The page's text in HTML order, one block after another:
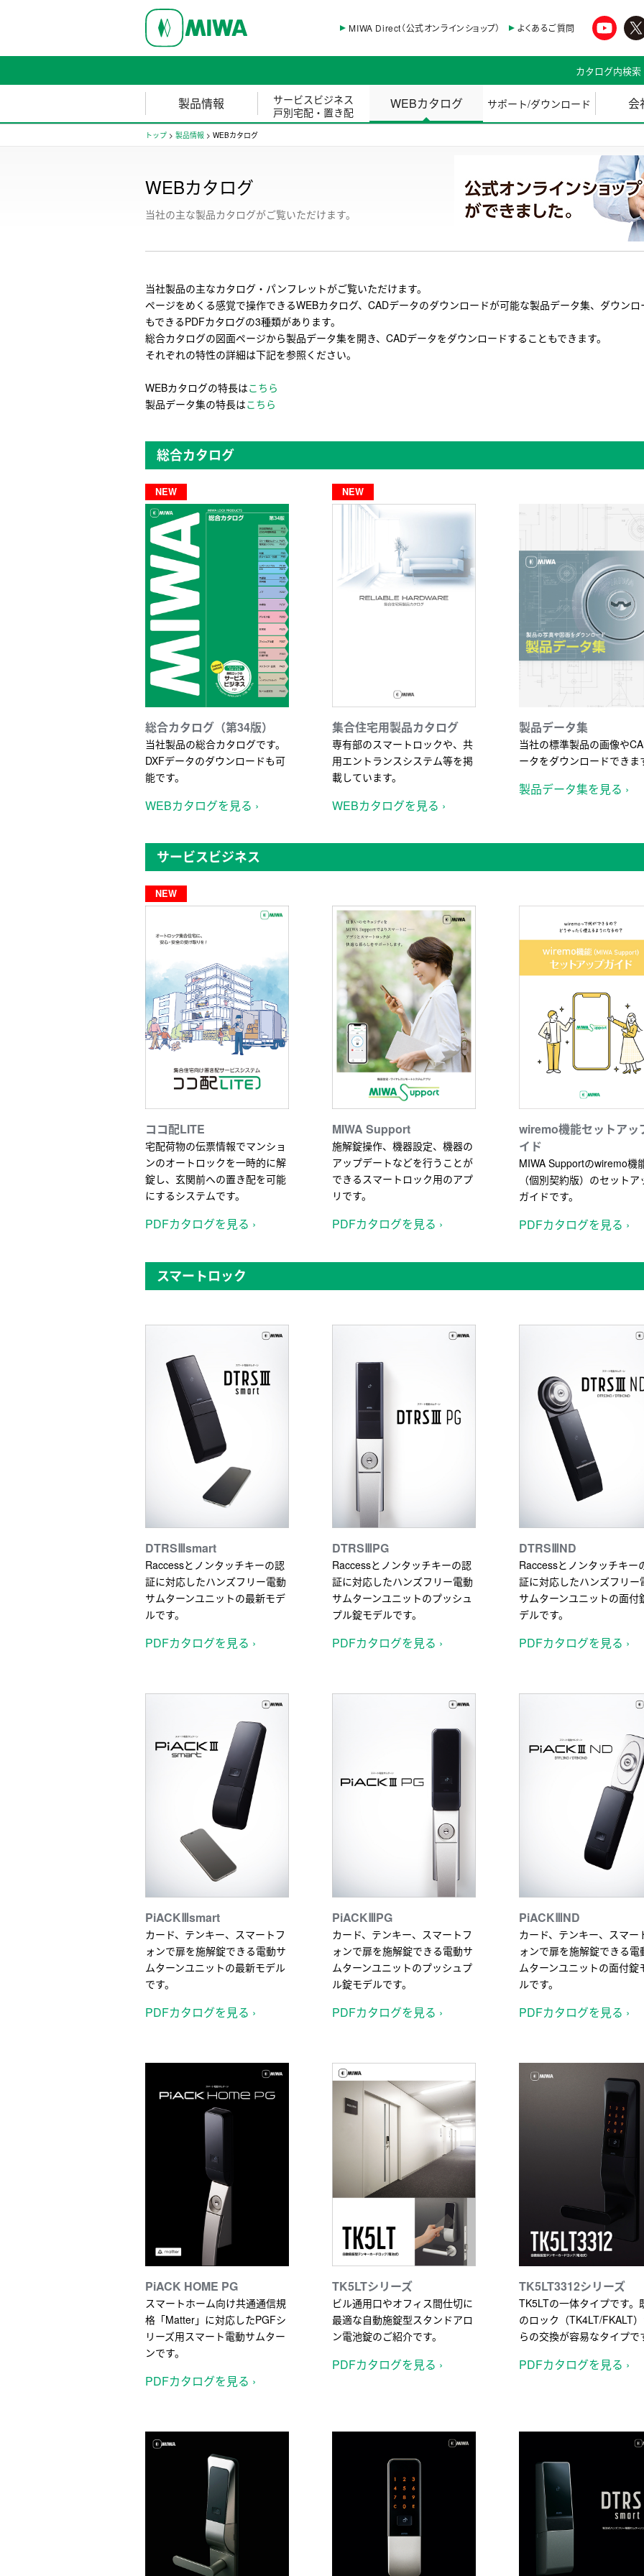
MIWA Direct（公式オンラインショップ） よくあるご質問
カタログ内検索
製品情報
サービスビジネス
戸別宅配・置き配
WEBカタログ サポート/ダウンロード 会
トップ > 製品情報 > WEBカタログ
WEBカタログ
当社の主な製品カタログがご覧いただけます。
当社製品の主なカタログ・パンフレットがご覧いただけます。
ページをめくる感覚で操作できるWEBカタログ、CADデータのダウンロードが可能な製品データ集、ダウンロ
もできるPDFカタログの3種類があります。
総合カタログの図面ページから製品データ集を開き、CADデータをダウンロードすることもできます。
それぞれの特性の詳細は下記を参照ください。
WEBカタログの特長はこちら
製品データ集の特長はこちら
総合カタログ
総合カタログ（第34版）
当社製品の総合カタログです。
DXFデータのダウンロードも可
能です。
WEBカタログを見る ›
集合住宅用製品カタログ
専有部のスマートロックや、共
用エントランスシステム等を掲
載しています。
WEBカタログを見る ›
製品データ集
当社の標準製品の画像や
ータをダウンロードできま
製品データ集を見る ›
サービスビジネス
ココ配LITE
宅配荷物の伝票情報でマンショ
ンのオートロックを一時的に解
錠し、玄関前への置き配を可能
にするシステムです。
PDFカタログを見る ›
MIWA Support
施解錠操作、機器設定、機器の
アップデートなどを行うことが
できるスマートロック用のアプ
リです。
PDFカタログを見る ›
wiremo機能セットアッ
イド
MIWA Supportのwiremo機
（個別契約版）のセットア
ガイドです。
PDFカタログを見る ›
スマートロック
DTRSⅢsmart
Raccessとノンタッチキーの認
証に対応したハンズフリー電動
サムターンユニットの最新モデ
ルです。
PDFカタログを見る ›
DTRSⅢPG
Raccessとノンタッチキーの認
証に対応したハンズフリー電動
サムターンユニットのプッシュ
プル錠モデルです。
PDFカタログを見る ›
DTRSⅢND
Raccessとノンタッチキー
証に対応したハンズフリー
サムターンユニットの面付
デルです。
PDFカタログを見る ›
PiACKⅢsmart
カード、テンキー、スマートフ
ォンで扉を施解錠できる電動サ
ムターンユニットの最新モデル
です。
PDFカタログを見る ›
PiACKⅢPG
カード、テンキー、スマートフ
ォンで扉を施解錠できる電動サ
ムターンユニットのプッシュプ
ル錠モデルです。
PDFカタログを見る ›
PiACKⅢND
カード、テンキー、スマー
ォンで扉を施解錠できる電
ムターンユニットの面付錠
ルです。
PDFカタログを見る ›
PiACK HOME PG
スマートホーム向け共通通信規
格「Matter」に対応したPGFシ
リーズ用スマート電動サムター
ンです。
PDFカタログを見る ›
TK5LTシリーズ
ビル通用口やオフィス間仕切に
最適な自動施錠型スタンドアロ
ン電池錠のご紹介です。
PDFカタログを見る ›
TK5LT3312シリーズ
TK5LTの一体タイプです。
のロック（TK4LT/FKALT
らの交換が容易なタイプで
PDFカタログを見る ›